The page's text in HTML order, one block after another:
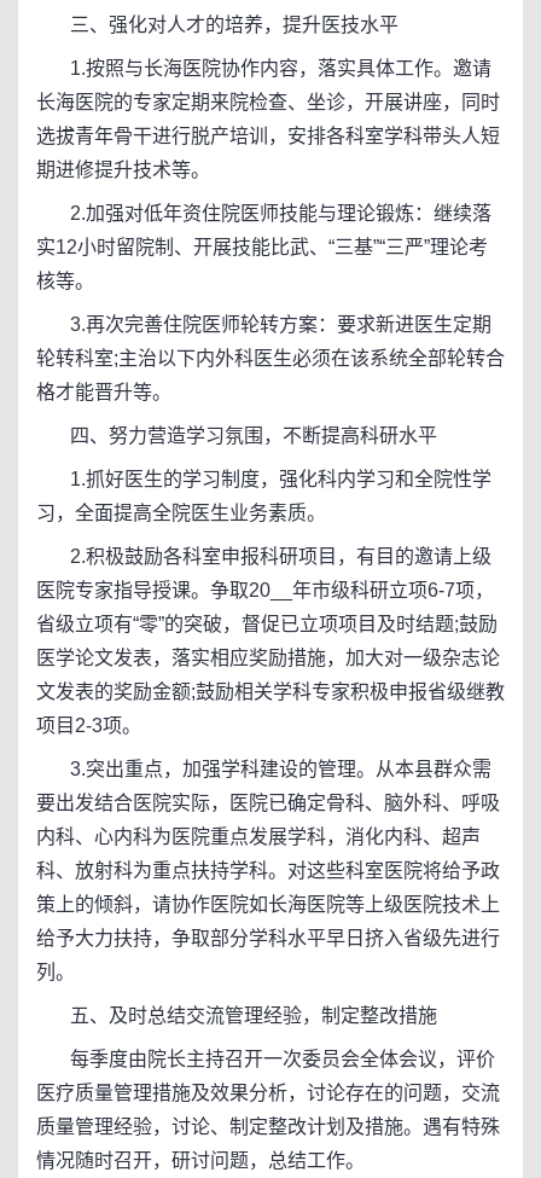
三、强化对人才的培养，提升医技水平
1.按照与长海医院协作内容，落实具体工作。邀请
长海医院的专家定期来院检查、坐诊，开展讲座，同时
选拔青年骨干进行脱产培训，安排各科室学科带头人短
期进修提升技术等。
2.加强对低年资住院医师技能与理论锻炼：继续落
实12小时留院制、开展技能比武、“三基”“三严”理论考
核等。
3.再次完善住院医师轮转方案：要求新进医生定期
轮转科室;主治以下内外科医生必须在该系统全部轮转合
格才能晋升等。
四、努力营造学习氛围，不断提高科研水平
1.抓好医生的学习制度，强化科内学习和全院性学
习，全面提高全院医生业务素质。
2.积极鼓励各科室申报科研项目，有目的邀请上级
医院专家指导授课。争取20__年市级科研立项6-7项，
省级立项有“零”的突破，督促已立项项目及时结题;鼓励
医学论文发表，落实相应奖励措施，加大对一级杂志论
文发表的奖励金额;鼓励相关学科专家积极申报省级继教
项目2-3项。
3.突出重点，加强学科建设的管理。从本县群众需
要出发结合医院实际，医院已确定骨科、脑外科、呼吸
内科、心内科为医院重点发展学科，消化内科、超声
科、放射科为重点扶持学科。对这些科室医院将给予政
策上的倾斜，请协作医院如长海医院等上级医院技术上
给予大力扶持，争取部分学科水平早日挤入省级先进行
列。
五、及时总结交流管理经验，制定整改措施
每季度由院长主持召开一次委员会全体会议，评价
医疗质量管理措施及效果分析，讨论存在的问题，交流
质量管理经验，讨论、制定整改计划及措施。遇有特殊
情况随时召开，研讨问题，总结工作。